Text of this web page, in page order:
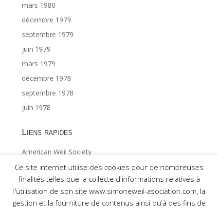
mars 1980
décembre 1979
septembre 1979
juin 1979
mars 1979
décembre 1978
septembre 1978
juin 1978
Liens rapides
American Weil Society
Index général ©Gabriël MAES 1/2
Index général ©Gabriël MAES 2/2
Ce site internet utilise des cookies pour de nombreuses
finalités telles que la collecte d'informations relatives à
l'utilisation de son site www.simoneweil-asociation.com, la
gestion et la fourniture de contenus ainsi qu'à des fins de